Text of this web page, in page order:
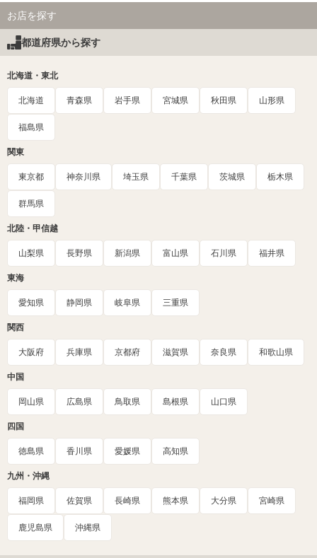
お店を探す
都道府県から探す
北海道・東北
北海道 青森県 岩手県 宮城県 秋田県 山形県
福島県
関東
東京都 神奈川県 埼玉県 千葉県 茨城県 栃木県
群馬県
北陸・甲信越
山梨県 長野県 新潟県 富山県 石川県 福井県
東海
愛知県 静岡県 岐阜県 三重県
関西
大阪府 兵庫県 京都府 滋賀県 奈良県 和歌山県
中国
岡山県 広島県 鳥取県 島根県 山口県
四国
徳島県 香川県 愛媛県 高知県
九州・沖縄
福岡県 佐賀県 長崎県 熊本県 大分県 宮崎県
鹿児島県 沖縄県